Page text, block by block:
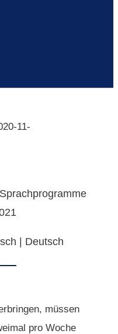
11-
| Deutsch
müssen
pro Woche